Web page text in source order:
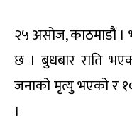
२५ असोज, काठमाडौं ।
छ । बुधबार राति
जनाको मृत्यु भएको र
।